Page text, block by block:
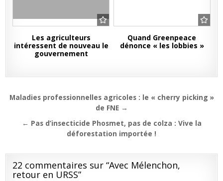
Les agriculteurs
intéressent de nouveau le
gouvernement
Quand Greenpeace
dénonce « les lobbies »
Navigation
l’article
Maladies professionnelles agricoles : le « cherry picking »
de FNE →
← Pas d’insecticide Phosmet, pas de colza : Vive la
déforestation importée !
22 commentaires sur “Avec Mélenchon,
retour en URSS”